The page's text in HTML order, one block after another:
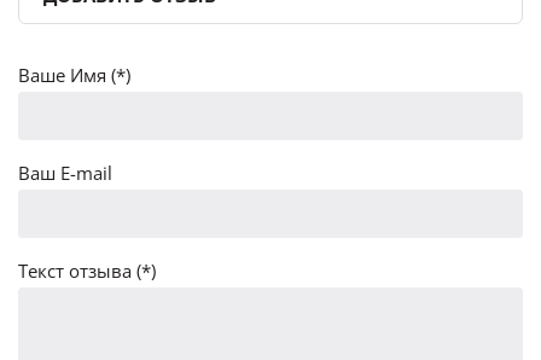
Ваше Имя (*)
Ваш E-mail
Текст отзыва (*)